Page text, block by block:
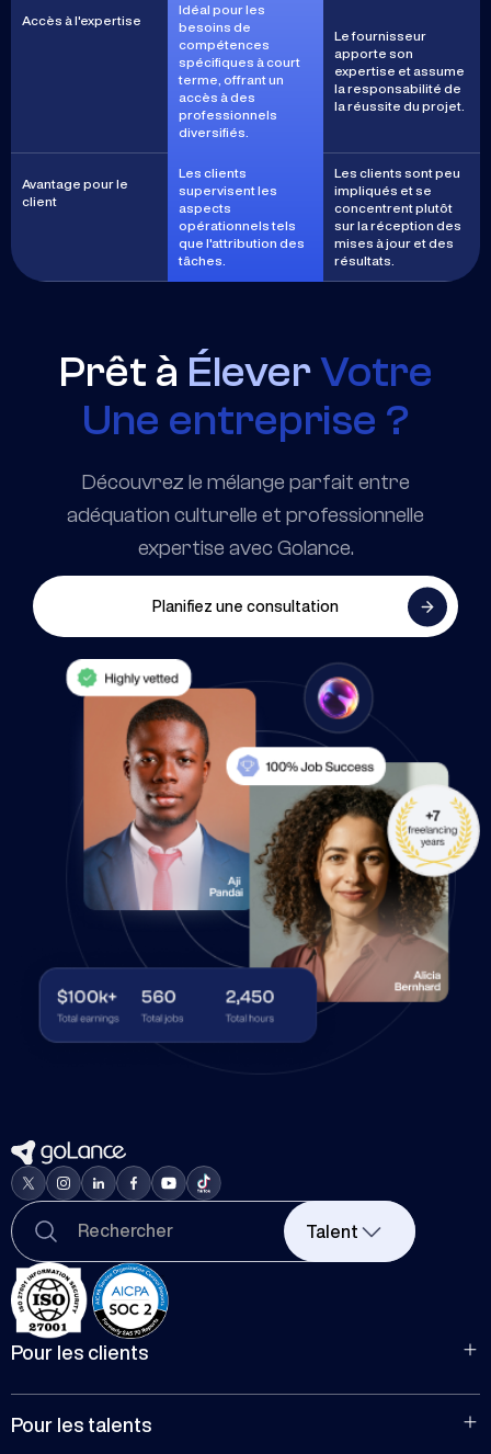
Accès à l'expertise
Idéal pour les
besoins de
compétences
spécifiques à court
terme, offrant un
accès à des
professionnels
diversifiés.
Le fournisseur
apporte son
expertise et assume
la responsabilité de
la réussite du projet.
Avantage pour le
client
Les clients
supervisent les
aspects
opérationnels tels
que l'attribution des
tâches.
Les clients sont peu
impliqués et se
concentrent plutôt
sur la réception des
mises à jour et des
résultats.
Prêt à ÉleverVotre
Une entreprise ?
Découvrez le mélange parfait entre
adéquation culturelle et professionnelle
expertise avec Golance.
Planifiez une consultation
Talent
Pour les clients
Gérez les projets d'équipe
Pour les talents